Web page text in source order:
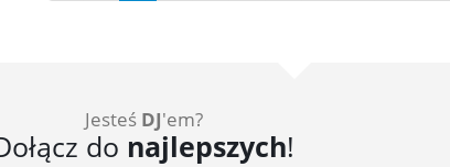
Jesteś DJ'em?
do najlepszych!